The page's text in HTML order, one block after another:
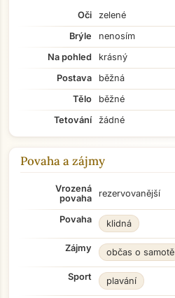
Oči
zelené
Brýle
nenosím
Na pohled
krásný
Postava
běžná
Tělo
běžné
Tetování
žádné
Povaha a zájmy
Vrozená
povaha
rezervovanější
Povaha klidná
Zájmy občas o samotě
Sport plavání